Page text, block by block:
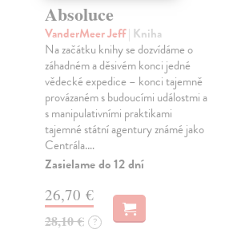
Absoluce
VanderMeer Jeff| Kniha
Na začátku knihy se dozvídáme o
záhadném a děsivém konci jedné
vědecké expedice – konci tajemně
provázaném s budoucími událostmi a
s manipulativními praktikami
tajemné státní agentury známé jako
Centrála.…
Zasielame do 12 dní
26,70 €
28,10 € ?